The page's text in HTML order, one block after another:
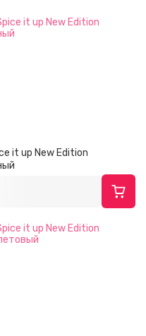
it up New Edition